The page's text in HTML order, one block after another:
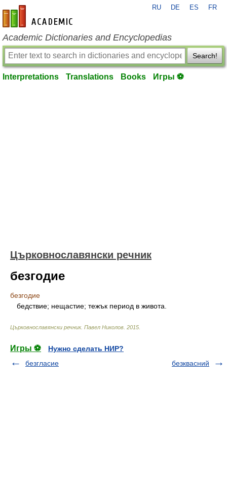
en-academic.com
RU DE ES FR
Academic Dictionaries and Encyclopedias
Search!
Interpretations Translations Books Игры ⚽
Църковнославянски речник
безгодие
безгодие
бедствие; нещастие; тежък период в живота.
Църковнославянски речник. Павел Николов 2015
Игры ⚽
Нужно сделать НИР?
безгласие
безквасний